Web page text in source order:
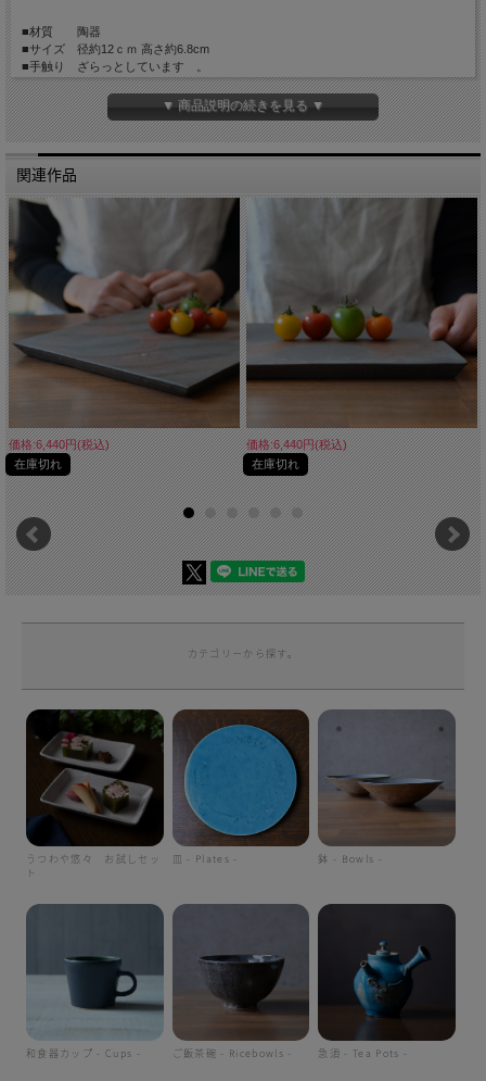
■材質 陶器
■サイズ 径約12ｃｍ 高さ約6.8cm
■手触り ざらっとしています 。
■重量 約180g
▼ 商品説明の続きを見る ▼
関連作品
価格:6,440円(税込)
在庫切れ
価格:6,440円(税込)
在庫切れ
カテゴリーから探す。
うつわや悠々 お試しセッ
ト
皿 - Plates - 鉢 - Bowls -
和食器カップ - Cups - ご飯茶碗 - Ricebowls - 急須 - Tea Pots -